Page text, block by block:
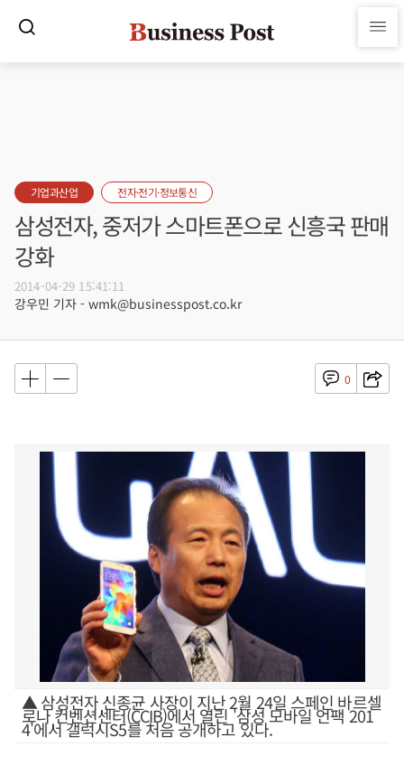
기업과산업 전자·전기·정보통신
삼성전자, 중저가 스마트폰으로 신흥국 판매
강화
2014-04-29 15:41:11
강우민 기자 - wmk@businesspost.co.kr
0
▲ 삼성전자 신종균 사장이 지난 2월 24일 스페인 바르셀
로나 컨벤션센터(CCIB)에서 열린 '삼성 모바일 언팩 201
4'에서 갤럭시S5를 처음 공개하고 있다.